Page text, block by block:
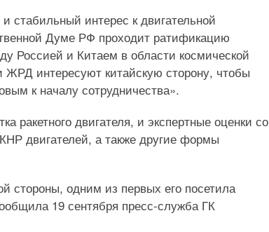
стабильный интерес к двигательной
Думе РФ проходит ратификацию
Россией и Китаем в области космической
ЖРД интересуют китайскую сторону, чтобы
к началу сотрудничества».
ракетного двигателя, и экспертные оценки со
двигателей, а также другие формы
стороны, одним из первых его посетила
19 сентября пресс-служба ГК